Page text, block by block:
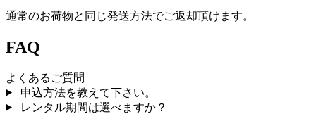
通常のお荷物と同じ発送方法でご返却頂けます。
FAQ
よくあるご質問
申込方法を教えて下さい。
レンタル期間は選べますか？